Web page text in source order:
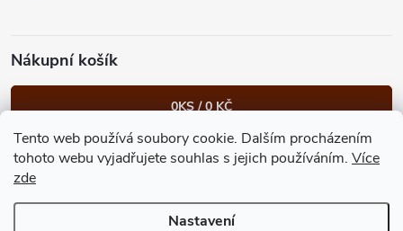
Tento web používá soubory cookie. Dalším procházením
tohoto webu vyjadřujete souhlas s jejich používáním. Více
zde
Nastavení
Nákupní košík
0KS /0 KČ
Heureka.cz Facebook Instagram Bonvolo - přidej se taky
GastroKlub.cz. Všechna práva vyhrazena.